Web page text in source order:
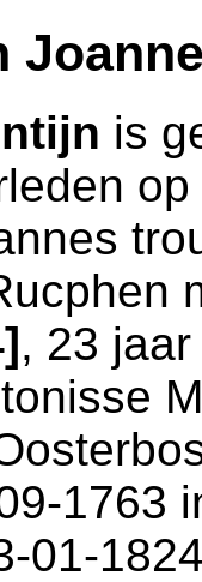
is
, 23
1763
01-